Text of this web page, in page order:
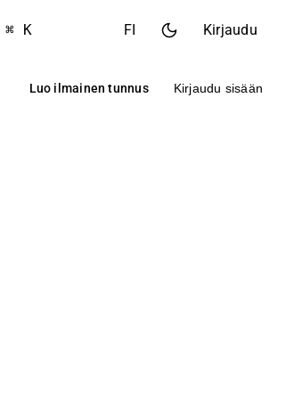
⌘ K FI Kirjaudu
Luo ilmainen tunnus Kirjaudu sisään